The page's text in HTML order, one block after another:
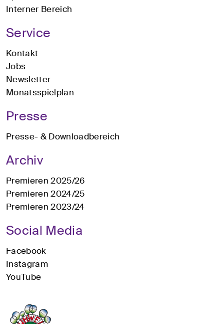
Interner Bereich
Service
Kontakt
Jobs
Newsletter
Monatsspielplan
Presse
Presse- & Downloadbereich
Archiv
Premieren 2025/26
Premieren 2024/25
Premieren 2023/24
Social Media
Facebook
Instagram
YouTube